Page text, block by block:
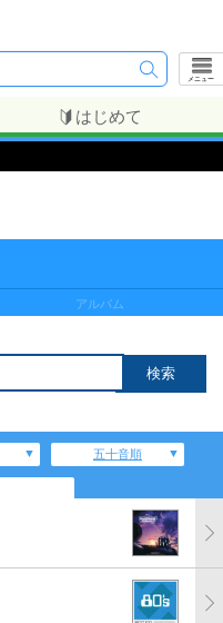
メニュー
はじめて
アルバム
五十音順